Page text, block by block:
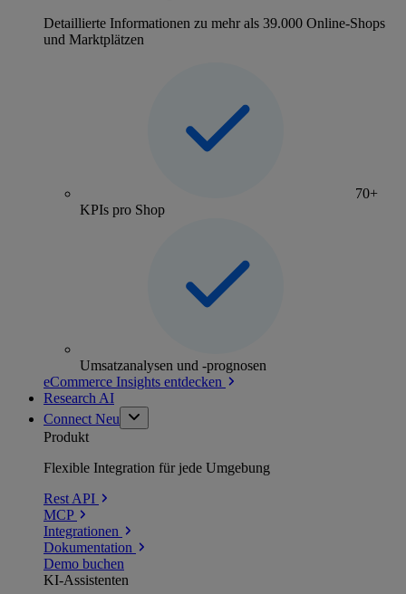
Detaillierte Informationen zu mehr als 39.000 Online-Shops
und Marktplätzen
70+
KPIs pro Shop
Umsatzanalysen und -prognosen
eCommerce Insights entdecken
Research AI
Connect Neu
Produkt
Flexible Integration für jede Umgebung
Rest API
MCP
Integrationen
Dokumentation
Demo buchen
KI-Assistenten